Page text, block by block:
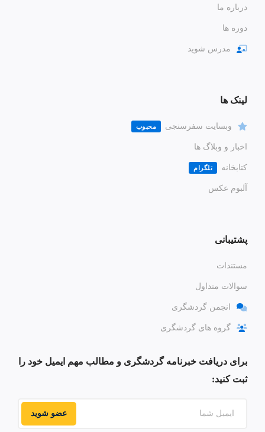
درباره ما
دوره ها
مدرس شوید
لینک ها
وبسایت سفرسنجی محبوب
اخبار و وبلاگ ها
کتابخانه تلگرام
آلبوم عکس
پشتیبانی
مستندات
سوالات متداول
انجمن گردشگری
گروه های گردشگری
برای دریافت خبرنامه گردشگری و مطالب مهم ایمیل خود را
ثبت کنید:
عضو شوید